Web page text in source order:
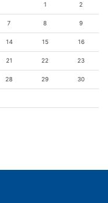
1 2
7 8 9
14 15 16
21 22 23
28 29 30